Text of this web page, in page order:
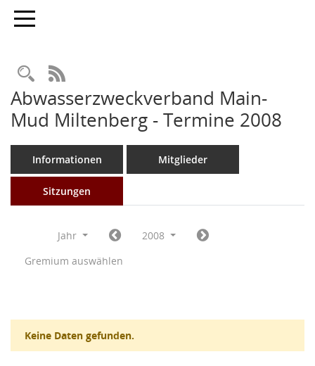
Toggle navigation
Rechercheauswahl
RSS-Feed
Abwasserzweckverband Main-
Mud Miltenberg - Termine 2008
Informationen Mitglieder
Sitzungen
Jahr
2008
Gremium auswählen
Keine Daten gefunden.